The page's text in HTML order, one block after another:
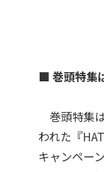
■ 巻頭特集
巻頭特集
われた『
キャンペー